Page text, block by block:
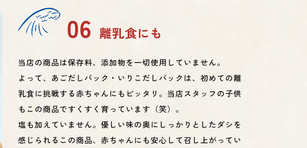
06 離乳食にも
当店の商品は保存料、添加物を一切使用していません。
よって、あごだしパック・いりこだしパックは、初めての離
乳食に挑戦する赤ちゃんにもピッタリ。当店スタッフの子供
もこの商品ですくすく育っています（笑）。
塩も加えていません。優しい味の奥にしっかりとしたダシを
感じられるこの商品、赤ちゃんにも安心して召し上がってい